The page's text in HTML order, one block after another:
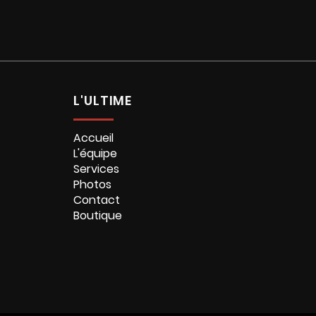
L'ULTIME
Accueil
L'équipe
Services
Photos
Contact
Boutique